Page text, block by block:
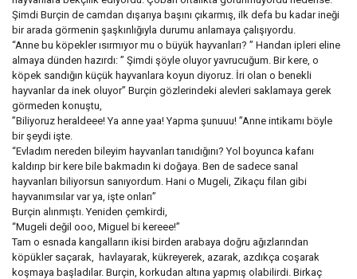
Şimdi Burçin de camdan dışarıya başını çıkarmış, ilk defa bu kadar ineği
bir arada görmenin şaşkınlığıyla durumu anlamaya çalışıyordu.
“Anne bu köpekler ısırmıyor mu o büyük hayvanları? ” Handan ipleri eline
almaya dünden hazırdı: ” Şimdi şöyle oluyor yavrucuğum. Bir kere, o
köpek sandığın küçük hayvanlara koyun diyoruz. İri olan o benekli
hayvanlar da inek oluyor” Burçin gözlerindeki alevleri saklamaya gerek
görmeden konuştu,
”Biliyoruz heraldeee! Ya anne yaa! Yapma şunuuu! ”Anne intikamı böyle
bir şeydi işte.
“Evladım nereden bileyim hayvanları tanıdığını? Yol boyunca kafanı
kaldırıp bir kere bile bakmadın ki doğaya. Ben de sadece sanal
hayvanları biliyorsun sanıyordum. Hani o Mugeli, Zikaçu filan gibi
hayvanımsılar var ya, işte onları”
Burçin alınmıştı. Yeniden çemkirdi,
“Mugeli değil ooo, Miguel bi kereee!”
Tam o esnada kangalların ikisi birden arabaya doğru ağızlarından
köpükler saçarak, havlayarak, kükreyerek, azarak, azdıkça coşarak
koşmaya başladılar. Burçin, korkudan altına yapmış olabilirdi. Birkaç